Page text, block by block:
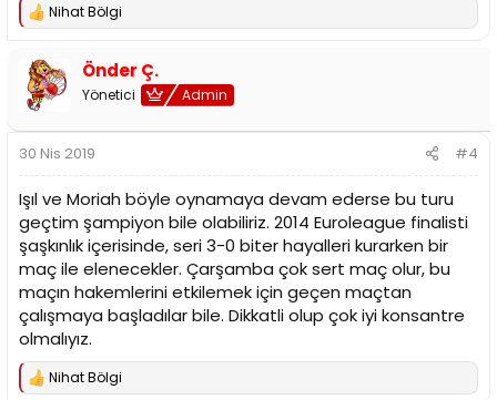
T
k
i
l
:
Nihat Bölgi
Önder Ç.
Yönetici Admin
30 Nis 2019 #4
Işıl ve Moriah böyle oynamaya devam ederse bu turu
geçtim şampiyon bile olabiliriz. 2014 Euroleague finalisti
şaşkınlık içerisinde, seri 3-0 biter hayalleri kurarken bir
maç ile elenecekler. Çarşamba çok sert maç olur, bu
maçın hakemlerini etkilemek için geçen maçtan
çalışmaya başladılar bile. Dikkatli olup çok iyi konsantre
olmalıyız.
T
Nihat Bölgi